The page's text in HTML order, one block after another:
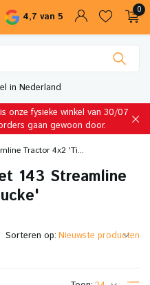
4,7 van 5
0
in Nederland
onze fysieke winkel van 30/07
gaan gewoon door.
Tractor 4x2 'Ti...
143 Streamline
Sorteren op: